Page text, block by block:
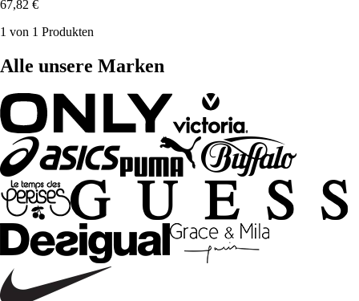
67,82 €
1 von 1 Produkten
Alle unsere Marken